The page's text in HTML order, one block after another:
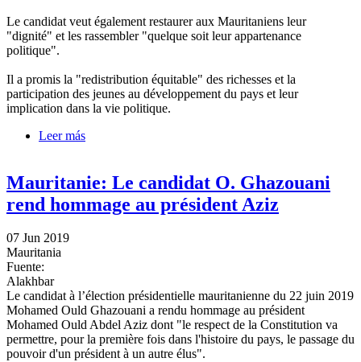
Le candidat veut également restaurer aux Mauritaniens leur
"dignité" et les rassembler "quelque soit leur appartenance
politique".
Il a promis la "redistribution équitable" des richesses et la
participation des jeunes au développement du pays et leur
implication dans la vie politique.
Leer más
Mauritanie: Le candidat O. Ghazouani
rend hommage au président Aziz
07 Jun 2019
Mauritania
Fuente:
Alakhbar
Le candidat à l’élection présidentielle mauritanienne du 22 juin 2019
Mohamed Ould Ghazouani a rendu hommage au président
Mohamed Ould Abdel Aziz dont "le respect de la Constitution va
permettre, pour la première fois dans l'histoire du pays, le passage du
pouvoir d'un président à un autre élus".